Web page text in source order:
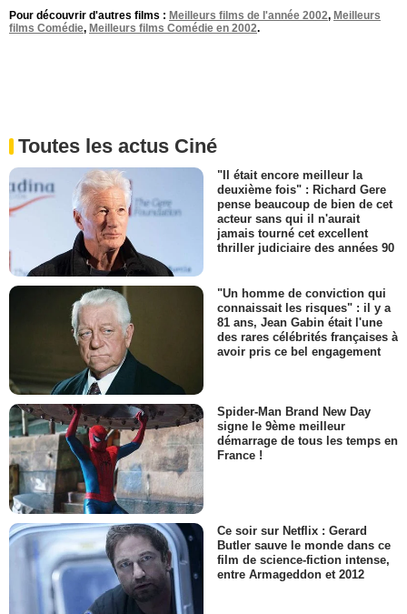
Pour découvrir d'autres films : Meilleurs films de l'année 2002, Meilleurs
films Comédie, Meilleurs films Comédie en 2002.
Toutes les actus Ciné
"Il était encore meilleur la
deuxième fois" : Richard Gere
pense beaucoup de bien de cet
acteur sans qui il n'aurait
jamais tourné cet excellent
thriller judiciaire des années 90
"Un homme de conviction qui
connaissait les risques" : il y a
81 ans, Jean Gabin était l'une
des rares célébrités françaises à
avoir pris ce bel engagement
Spider-Man Brand New Day
signe le 9ème meilleur
démarrage de tous les temps en
France !
Ce soir sur Netflix : Gerard
Butler sauve le monde dans ce
film de science-fiction intense,
entre Armageddon et 2012